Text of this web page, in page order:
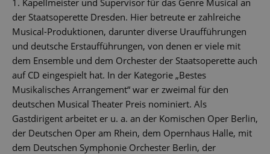
der Staatsoperette Dresden. Hier betreute er zahlreiche
Musical-Produktionen, darunter diverse Uraufführungen
und deutsche Erstaufführungen, von denen er viele mit
dem Ensemble und dem Orchester der Staatsoperette auch
auf CD eingespielt hat. In der Kategorie „Bestes
Musikalisches Arrangement“ war er zweimal für den
deutschen Musical Theater Preis nominiert. Als
Gastdirigent arbeitet er u. a. an der Komischen Oper Berlin,
der Deutschen Oper am Rhein, dem Opernhaus Halle, mit
dem Deutschen Symphonie Orchester Berlin, der